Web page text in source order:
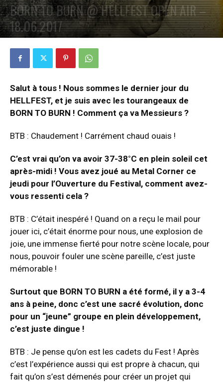
BORN TO BURN @ HELLFEST OPEN AIR –
18.06.2017
Salut à tous ! Nous sommes le dernier jour du
HELLFEST, et je suis avec les tourangeaux de
BORN TO BURN ! Comment ça va Messieurs ?
BTB : Chaudement ! Carrément chaud ouais !
C’est vrai qu’on va avoir 37-38°C en plein soleil cet
après-midi ! Vous avez joué au Metal Corner ce
jeudi pour l’Ouverture du Festival, comment avez-
vous ressenti cela ?
BTB : C’était inespéré ! Quand on a reçu le mail pour
jouer ici, c’était énorme pour nous, une explosion de
joie, une immense fierté pour notre scène locale, pour
nous, pouvoir fouler une scène pareille, c’est juste
mémorable !
Surtout que BORN TO BURN a été formé, il y a 3-4
ans à peine, donc c’est une sacré évolution, donc
pour un “jeune” groupe en plein développement,
c’est juste dingue !
BTB : Je pense qu’on est les cadets du Fest ! Après
c’est l’expérience aussi qui est propre à chacun, qui
fait qu’on s’est démenés pour créer un projet qui